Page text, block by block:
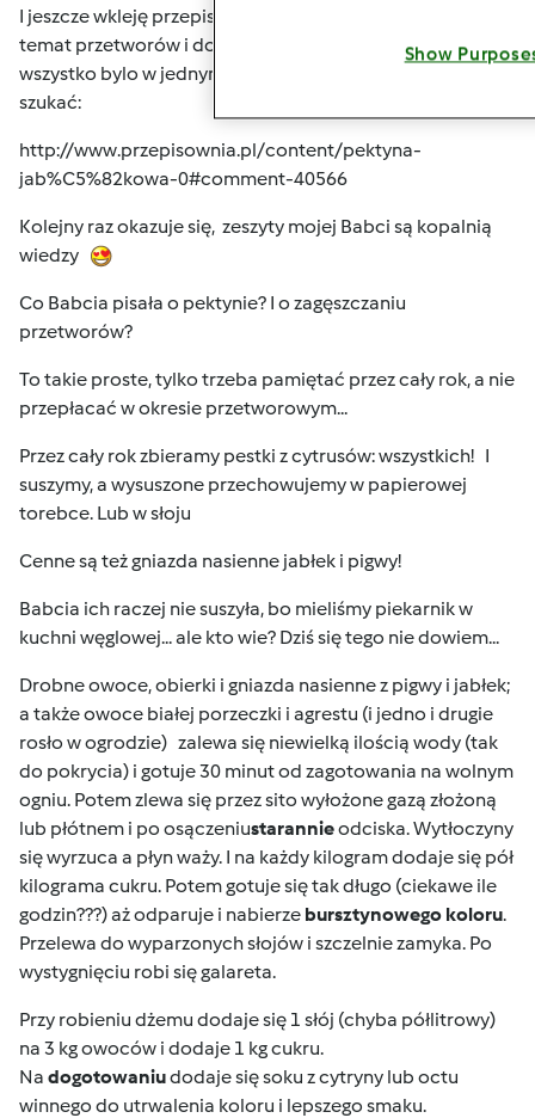
I jeszcze wkleję przepis na
temat przetworów i dobrze, żeby w miarę możliwości
wszystko bylo w jednym temacie
szukać:
http://www.przepisownia.pl/content/pektyna-
jab%C5%82kowa-0#comment-40566
Kolejny raz okazuje się, zeszyty mojej Babci są kopalnią
wiedzy
Co Babcia pisała o pektynie? I o zagęszczaniu
przetworów?
To takie proste, tylko trzeba pamiętać przez cały rok, a nie
przepłacać w okresie przetworowym...
Przez cały rok zbieramy pestki z cytrusów: wszystkich! I
suszymy, a wysuszone przechowujemy w papierowej
torebce. Lub w słoju
Cenne są też gniazda nasienne jabłek i pigwy!
Babcia ich raczej nie suszyła, bo mieliśmy piekarnik w
kuchni węglowej... ale kto wie? Dziś się tego nie dowiem...
Drobne owoce, obierki i gniazda nasienne z pigwy i jabłek;
a także owoce białej porzeczki i agrestu (i jedno i drugie
rosło w ogrodzie) zalewa się niewielką ilością wody (tak
do pokrycia) i gotuje 30 minut od zagotowania na wolnym
ogniu. Potem zlewa się przez sito wyłożone gazą złożoną
lub płótnem i po osączeniustarannieodciska. Wytłoczyny
się wyrzuca a płyn waży. I na każdy kilogram dodaje się pół
kilograma cukru. Potem gotuje się tak długo (ciekawe ile
godzin???) aż odparuje i nabierze bursztynowego koloru.
Przelewa do wyparzonych słojów i szczelnie zamyka. Po
wystygnięciu robi się galareta.
Przy robieniu dżemu dodaje się 1 słój (chyba półlitrowy)
na 3 kg owoców i dodaje 1 kg cukru.
Na dogotowaniudodaje się soku z cytryny lub octu
winnego do utrwalenia koloru i lepszego smaku.
Show